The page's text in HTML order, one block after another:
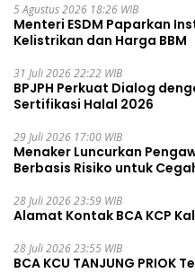
5 Agustus 2026 18:26 WIB
Menteri ESDM Paparkan
Kelistrikan dan Harga BBM
31 Juli 2026 22:22 WIB
BPJPH Perkuat Dialog
Sertifikasi Halal 2026
29 Juli 2026 17:00 WIB
Menaker Luncurkan
Berbasis Risiko untuk
28 Juli 2026 23:59 WIB
Alamat Kontak BCA KCP
28 Juli 2026 23:55 WIB
BCA KCU TANJUNG PRIOK